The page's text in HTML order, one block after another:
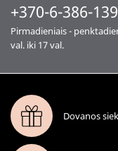
+370-6-386-
Pirmadieniais -
val. iki 17 val.
Dovanos